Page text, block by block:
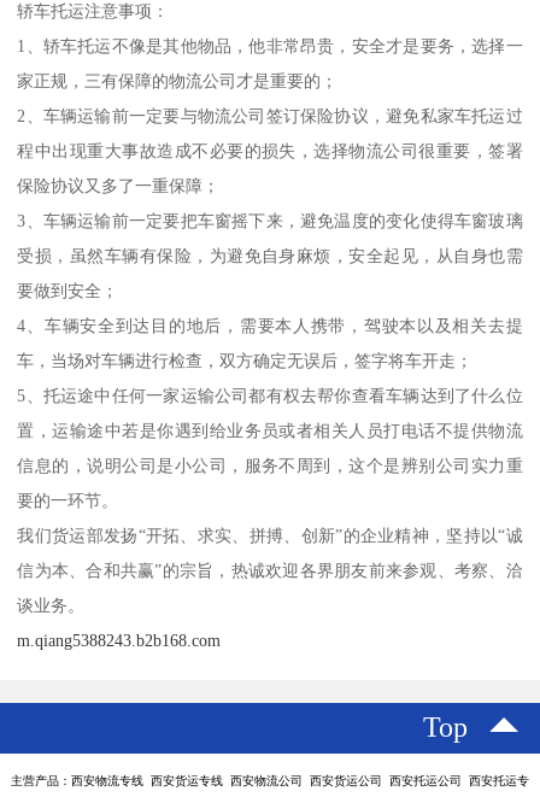
轿车托运注意事项：
1、轿车托运不像是其他物品，他非常昂贵，安全才是要务，选择一
家正规，三有保障的物流公司才是重要的；
2、车辆运输前一定要与物流公司签订保险协议，避免私家车托运过
程中出现重大事故造成不必要的损失，选择物流公司很重要，签署
保险协议又多了一重保障；
3、车辆运输前一定要把车窗摇下来，避免温度的变化使得车窗玻璃
受损，虽然车辆有保险，为避免自身麻烦，安全起见，从自身也需
要做到安全；
4、车辆安全到达目的地后，需要本人携带，驾驶本以及相关去提
车，当场对车辆进行检查，双方确定无误后，签字将车开走；
5、托运途中任何一家运输公司都有权去帮你查看车辆达到了什么位
置，运输途中若是你遇到给业务员或者相关人员打电话不提供物流
信息的，说明公司是小公司，服务不周到，这个是辨别公司实力重
要的一环节。
我们货运部发扬“开拓、求实、拼搏、创新”的企业精神，坚持以“诚
信为本、合和共赢”的宗旨，热诚欢迎各界朋友前来参观、考察、洽
谈业务。
m.qiang5388243.b2b168.com
Top
主营产品：西安物流专线 西安货运专线 西安物流公司 西安货运公司 西安托运公司 西安托运专